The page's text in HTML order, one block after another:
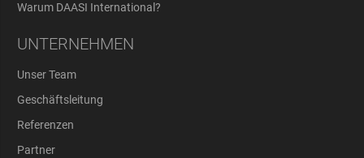
Warum DAASI International?
UNTERNEHMEN
Unser Team
Geschäftsleitung
Referenzen
Partner